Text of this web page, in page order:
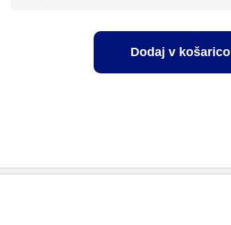
Dodaj v košarico